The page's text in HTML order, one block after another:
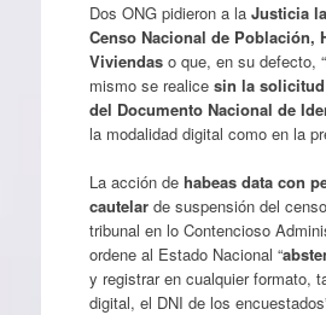
Dos ONG pidieron a la Justicia
Censo Nacional de Población,
Viviendaso que, en su defecto,
mismo se realice sin la
del Documento Nacional de
la modalidad digital como en la
La acción de habeas data con
cautelarde suspensión del
tribunal en lo Contencioso
ordene al Estado Nacional “
y registrar en cualquier formato,
digital, el DNI de los